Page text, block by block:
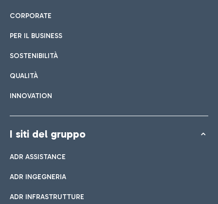
CORPORATE
PER IL BUSINESS
SOSTENIBILITÀ
QUALITÀ
INNOVATION
I siti del gruppo
ADR ASSISTANCE
ADR INGEGNERIA
ADR INFRASTRUTTURE